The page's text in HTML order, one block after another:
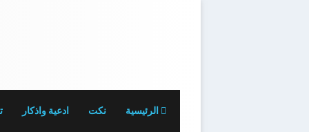
الرئيسية نكت ادعية واذكار